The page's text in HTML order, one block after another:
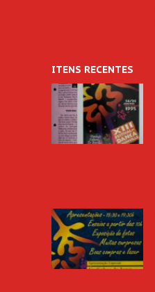
ITENS RECENTES